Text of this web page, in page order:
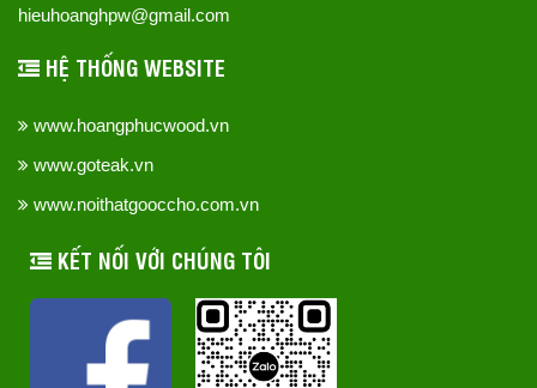
hieuhoanghpw@gmail.com
HỆ THỐNG WEBSITE
www.hoangphucwood.vn
www.goteak.vn
www.noithatgooccho.com.vn
KẾT NỐI VỚI CHÚNG TÔI